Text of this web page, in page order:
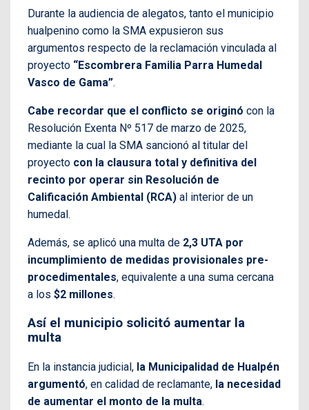
Durante la audiencia de alegatos, tanto el municipio
hualpenino como la SMA expusieron sus
argumentos respecto de la reclamación vinculada al
proyecto “Escombrera Familia Parra Humedal
Vasco de Gama”.
Cabe recordar que el conflicto se originó con la
Resolución Exenta Nº 517 de marzo de 2025,
mediante la cual la SMA sancionó al titular del
proyecto con la clausura total y definitiva del
recinto por operar sin Resolución de
Calificación Ambiental (RCA) al interior de un
humedal.
Además, se aplicó una multa de 2,3 UTA por
incumplimiento de medidas provisionales pre-
procedimentales, equivalente a una suma cercana
a los $2 millones.
Así el municipio solicitó aumentar la
multa
En la instancia judicial, la Municipalidad de Hualpén
argumentó, en calidad de reclamante, la necesidad
de aumentar el monto de la multa.